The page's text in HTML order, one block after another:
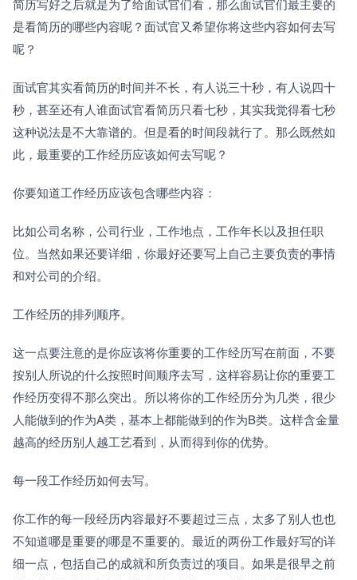
简历写好之后就是为了给面试官们看，那么面试官们最主要的
是看简历的哪些内容呢？面试官又希望你将这些内容如何去写
呢？
面试官其实看简历的时间并不长，有人说三十秒，有人说四十
秒，甚至还有人谁面试官看简历只看七秒，其实我觉得看七秒
这种说法是不大靠谱的。但是看的时间段就行了。那么既然如
此，最重要的工作经历应该如何去写呢？
你要知道工作经历应该包含哪些内容：
比如公司名称，公司行业，工作地点，工作年长以及担任职
位。当然如果还要详细，你最好还要写上自己主要负责的事情
和对公司的介绍。
工作经历的排列顺序。
这一点要注意的是你应该将你重要的工作经历写在前面，不要
按别人所说的什么按照时间顺序去写，这样容易让你的重要工
作经历变得不那么突出。所以将你的工作经历分为几类，很少
人能做到的作为A类，基本上都能做到的作为B类。这样含金量
越高的经历别人越工艺看到，从而得到你的优势。
每一段工作经历如何去写。
你工作的每一段经历内容最好不要超过三点，太多了别人也也
不知道哪是重要的哪是不重要的。最近的两份工作最好写的详
细一点，包括自己的成就和所负责过的项目。如果是很早之前